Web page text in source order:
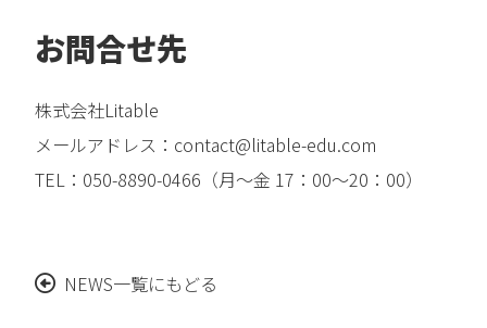
お問合せ先
株式会社Litable
メールアドレス：contact@litable-edu.com
TEL：050-8890-0466（月～金 17：00～20：00）
NEWS一覧にもどる